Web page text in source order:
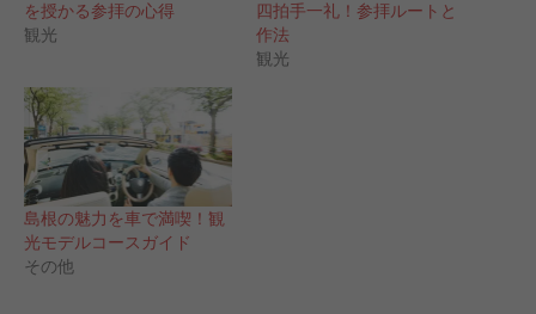
を授かる参拝の心得
観光
四拍手一礼！参拝ルートと
作法
観光
島根の魅力を車で満喫！観
光モデルコースガイド
その他